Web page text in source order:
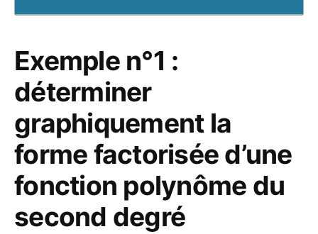
Exemple n°1 :
déterminer
graphiquement la
forme factorisée d’une
fonction polynôme du
second degré